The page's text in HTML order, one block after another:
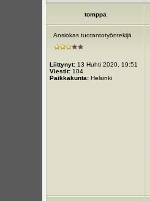
tomppa
Ansiokas tuotantotyöntekijä
Liittynyt:13 Huhti 2020, 19:51
Viestit:104
Paikkakunta:Helsinki